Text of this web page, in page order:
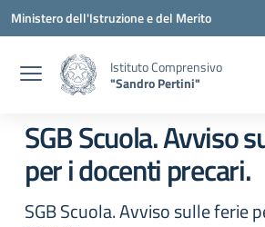
Vai ai contenuti
Vai al menu di navigazione
Vai al footer
Ministero dell'Istruzione e del Merito
Istituto Comprensivo
"Sandro Pertini"
SGB Scuola. Avviso
per i docenti precari.
SGB Scuola. Avviso sulle ferie